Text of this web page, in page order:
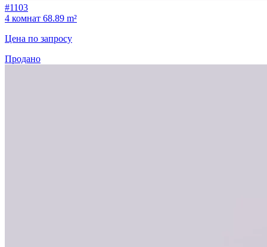
#1103
4 комнат 68.89 m²
Цена по запросу
Продано